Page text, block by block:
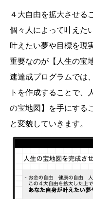
４大自由を拡大させる
個々人によって叶えた
叶えたい夢や目標を現
重要なのが【人生の宝
速達成プログラムでは
トを作成することで、
の宝地図】を手にする
と変貌していきます。